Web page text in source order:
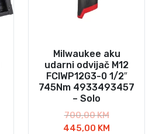
Milwaukee aku
udarni odvijač M12
FCIWP12G3-0 1/2″
745Nm 4933493457
– Solo
700,00KM
445,00 KM